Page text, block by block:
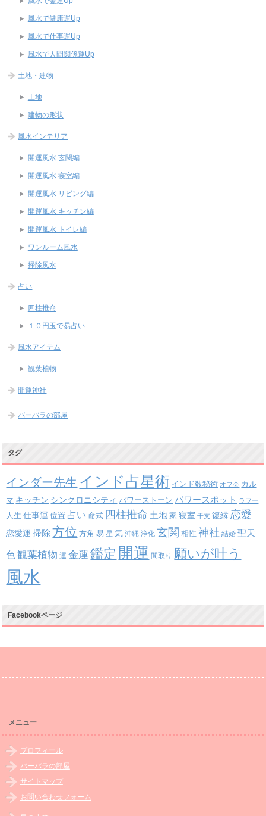
風水で健康運Up
風水で仕事運Up
風水で人間関係運Up
土地・建物
土地
建物の形状
風水インテリア
開運風水 玄関編
開運風水 寝室編
開運風水 リビング編
開運風水 キッチン編
開運風水 トイレ編
ワンルーム風水
掃除風水
占い
四柱推命
１０円玉で易占い
風水アイテム
観葉植物
開運神社
バーバラの部屋
タグ
インダー先生 インド占星術 インド数秘術 オフ会 カル
マ キッチン シンクロニシティ パワーストーン パワースポット ラフー
人生 仕事運 位置 占い 命式 四柱推命 土地 家 寝室 干支 復縁 恋愛
恋愛運 掃除 方位 方角 易 星 気 沖縄 浄化 玄関 相性 神社 結婚 聖天
色 観葉植物 運 金運 鑑定 開運 間取り 願いが叶う
風水
Facebookページ
メニュー
プロフィール
バーバラの部屋
サイトマップ
お問い合わせフォーム